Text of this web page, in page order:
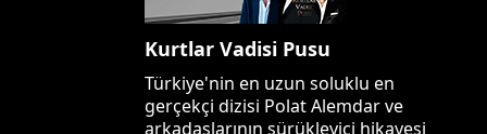
Kurtlar Vadisi Pusu
Türkiye'nin en uzun soluklu en
gerçekçi dizisi Polat Alemdar ve
arkadaşlarının sürükleyici hikayesi